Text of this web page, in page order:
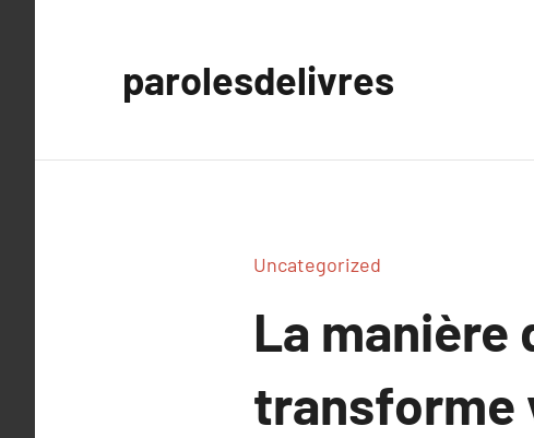
parolesdelivres
Uncategorized
La manière
transforme